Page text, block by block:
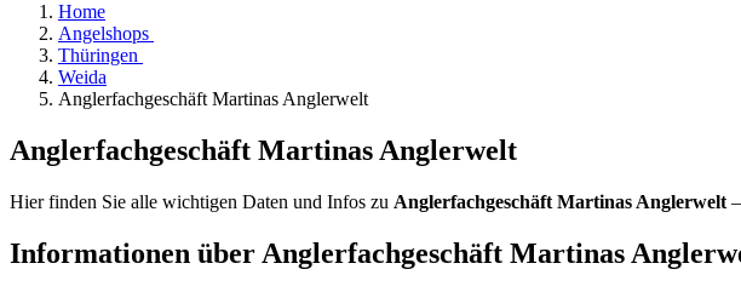
Home
Angelshops
Thüringen
Weida
Anglerfachgeschäft Martinas Anglerwelt
Anglerfachgeschäft Martinas Anglerwelt
Hier finden Sie alle wichtigen Daten und Infos zu Anglerfachgeschäft Martinas Anglerwelt
Informationen über Anglerfachgeschäft Martinas